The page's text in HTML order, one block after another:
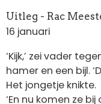
Uitleg - Rac
16 januari
‘Kijk,’ zei vader
hamer en een bijl.
Het jongetje knikte.
‘En nu komen ze